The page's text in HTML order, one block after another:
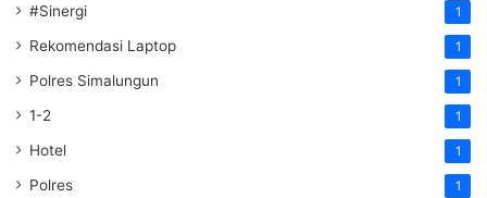
#Sinergi 1
Rekomendasi Laptop 1
Polres Simalungun 1
1-2 1
Hotel 1
Polres 1